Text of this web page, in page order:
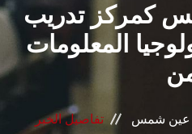
البحث العلمي
الرعاية الصحية
المراكز والوحدات
كمركز تدريب
المعلومات
عين شمس تفاصيل الخبر